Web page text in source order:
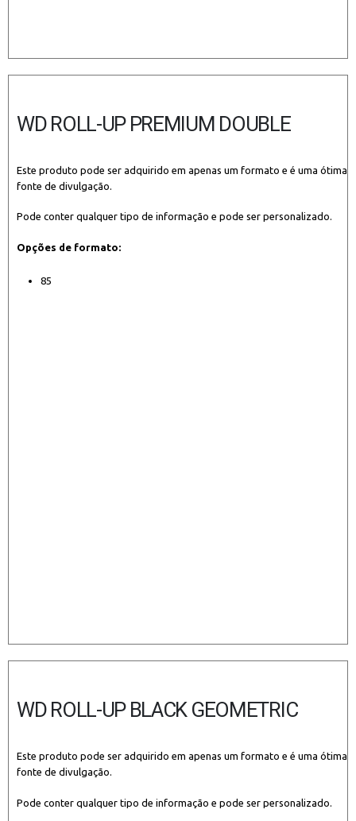
WD ROLL-UP PREMIUM DOUBLE
Este produto pode ser adquirido em apenas um formato e é uma ótima
fonte de divulgação.
Pode conter qualquer tipo de informação e pode ser personalizado.
Opções de formato:
85
WD ROLL-UP BLACK GEOMETRIC
Este produto pode ser adquirido em apenas um formato e é uma ótima
fonte de divulgação.
Pode conter qualquer tipo de informação e pode ser personalizado.